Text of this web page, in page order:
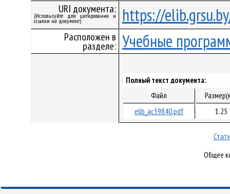
URI документа:
(Используйте для цитирования и
ссылки на документ) https://
Расположен в
разделе: Учебные
Полный текст документа:
Файл
elib_ac59840.pdf
1.25
Общее